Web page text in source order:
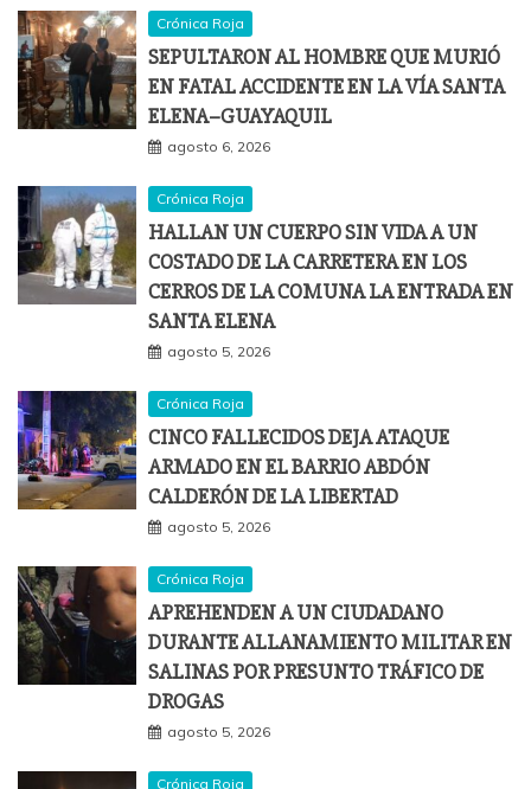
Crónica Roja
SEPULTARON AL HOMBRE QUE MURIÓ
EN FATAL ACCIDENTE EN LA VÍA SANTA
ELENA–GUAYAQUIL
agosto 6, 2026
Crónica Roja
HALLAN UN CUERPO SIN VIDA A UN
COSTADO DE LA CARRETERA EN LOS
CERROS DE LA COMUNA LA ENTRADA EN
SANTA ELENA
agosto 5, 2026
Crónica Roja
CINCO FALLECIDOS DEJA ATAQUE
ARMADO EN EL BARRIO ABDÓN
CALDERÓN DE LA LIBERTAD
agosto 5, 2026
Crónica Roja
APREHENDEN A UN CIUDADANO
DURANTE ALLANAMIENTO MILITAR EN
SALINAS POR PRESUNTO TRÁFICO DE
DROGAS
agosto 5, 2026
Crónica Roja